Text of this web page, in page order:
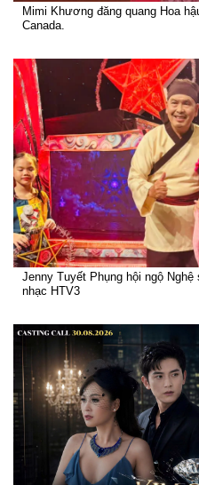
Mimi Khương đăng quang Hoa
Canada.
Jenny Tuyết Phụng hội ngộ
nhạc HTV3